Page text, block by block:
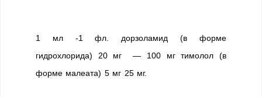
1 мл -1 фл. дорзоламид (в форме
гидрохлорида) 20 мг — 100 мг тимолол (в
форме малеата) 5 мг 25 мг.